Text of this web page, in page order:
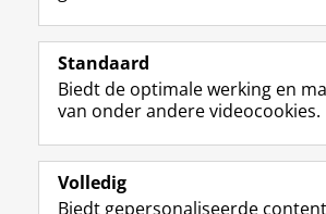
Volg de RUG
F
a
e
b
o
p
L
i
k
e
I
-
R
S
-
f
e
R
Studiekiezers
Alumni
Standaard
Biedt de optimale werking en
van onder andere videocookies.
Volledig
Biedt gepersonaliseerde